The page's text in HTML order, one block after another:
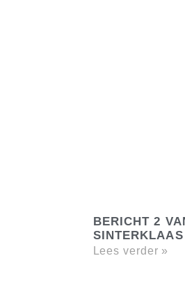
BERICHT 2
SINTERKLAAS
Lees verder »